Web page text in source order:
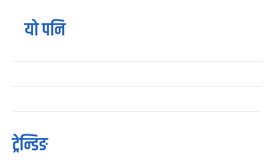
यो पनि
ट्रेन्डिङ